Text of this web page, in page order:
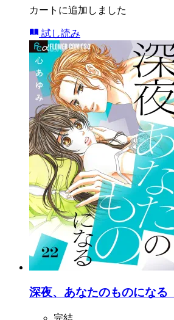
カートに追加しました
試し読み
深夜、あなたのものになる
完結